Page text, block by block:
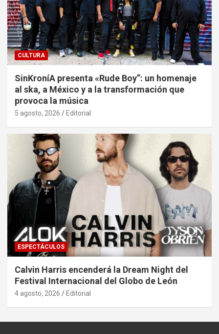
CULTURA
SinKroníA presenta «Rude Boy”: un homenaje
al ska, a México y a la transformación que
provoca la música
5 agosto, 2026 Editorial
ESPECTÁCULOS
Calvin Harris encenderá la Dream Night del
Festival Internacional del Globo de León
4 agosto, 2026 Editorial